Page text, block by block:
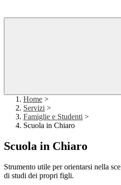
Home >
Servizi >
Famiglie e Studenti >
Scuola in Chiaro
Scuola in Chiaro
Strumento utile per orientarsi nella
di studi dei propri figli.